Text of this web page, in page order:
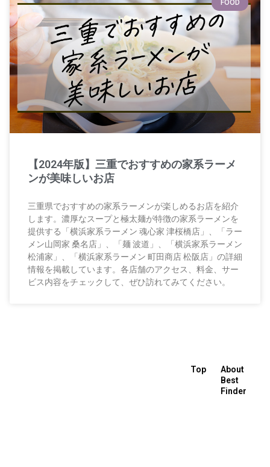
FOOD
【2024年版】三重でおすすめの家系ラーメ
ンが美味しいお店
三重県でおすすめの家系ラーメンが楽しめるお店を紹介
します。濃厚なスープと極太麺が特徴の家系ラーメンを
提供する「横浜家系ラーメン 魂心家 津桜橋店」、「ラー
メン山岡家 桑名店」、「麺 波道」、「横浜家系ラーメン
松浦家」、「横浜家系ラーメン 町田商店 松阪店」の詳細
情報を掲載しています。各店舗のアクセス、料金、サー
ビス内容をチェックして、ぜひ訪れてみてください。
Top
About
Best
Finder